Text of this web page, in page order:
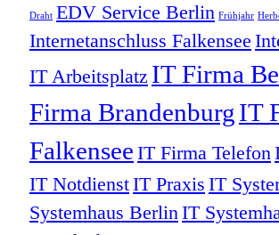
Draht EDV Service Berlin Frühjahr
Internetanschluss Falkensee
IT Arbeitsplatz IT Firma
Firma BrandenburgIT
Falkensee IT Firma Telefon
IT NotdienstIT Praxis IT
Systemhaus Berlin IT